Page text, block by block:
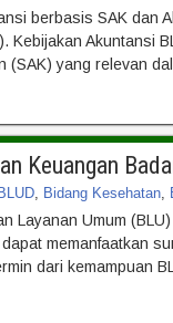
berbasis SAK dan
Kebijakan Akuntansi
(SAK) yang relevan
Keuangan
, Bidang Kesehatan,
Layanan Umum
memanfaatkan
dari kemampuan